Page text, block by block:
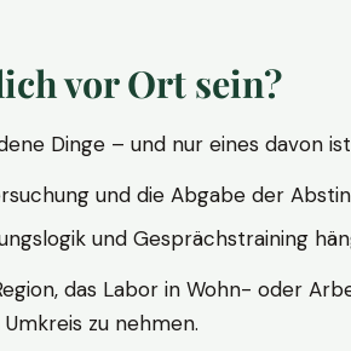
vor Ort sein?
Dinge – und nur eines davon
und die Abgabe der
und Gesprächstraining
das Labor in Wohn- oder
zu nehmen.